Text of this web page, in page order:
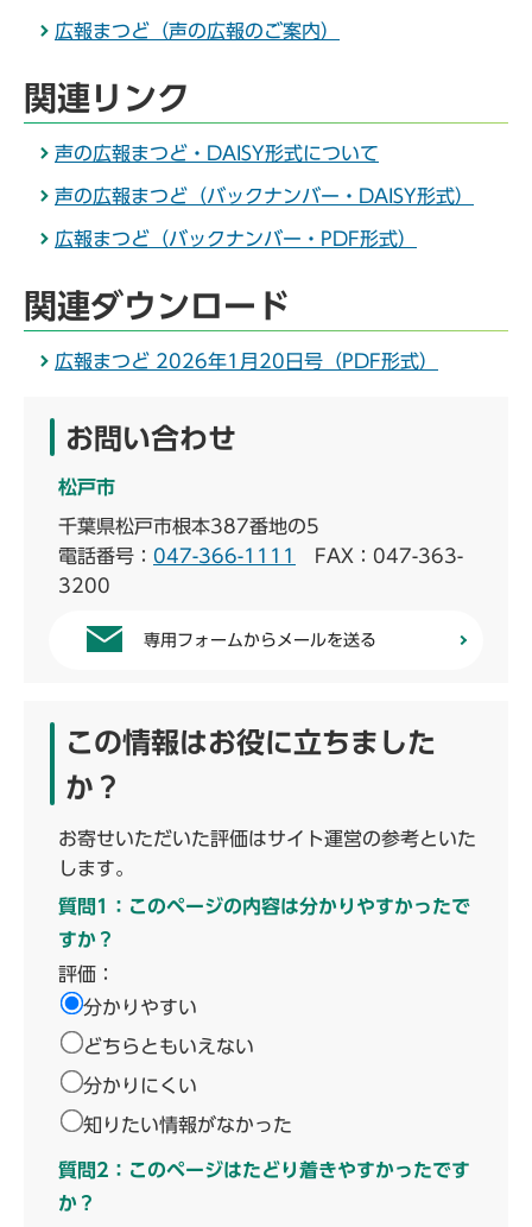
広報まつど（声の広報のご案内）
関連リンク
声の広報まつど・DAISY形式について
声の広報まつど（バックナンバー・DAISY形式）
広報まつど（バックナンバー・PDF形式）
関連ダウンロード
広報まつど 2026年1月20日号（PDF形式）
お問い合わせ
松戸市
千葉県松戸市根本387番地の5
電話番号： 047-366-1111
FAX：047-363-
3200
専用フォームからメールを送る
この情報はお役に立ちました
か？
お寄せいただいた評価はサイト運営の参考といた
します。
質問1：このページの内容は分かりやすかったで
すか？
評価：
分かりやすい
どちらともいえない
分かりにくい
知りたい情報がなかった
質問2：このページはたどり着きやすかったです
か？